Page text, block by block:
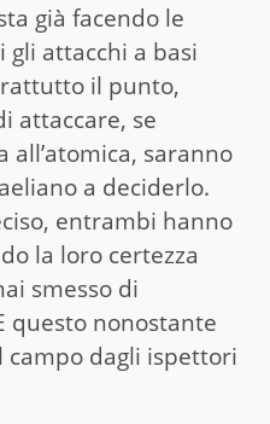
già facendo le
attacchi a basi
il punto,
attaccare, se
all’atomica, saranno
a deciderlo.
entrambi hanno
la loro certezza
smesso di
questo nonostante
dagli ispettori